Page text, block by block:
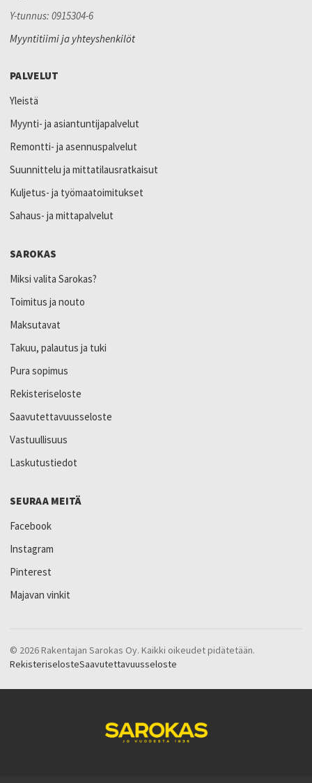
Y-tunnus: 0915304-6
Myyntitiimi ja yhteyshenkilöt
PALVELUT
Yleistä
Myynti- ja asiantuntijapalvelut
Remontti- ja asennuspalvelut
Suunnittelu ja mittatilausratkaisut
Kuljetus- ja työmaatoimitukset
Sahaus- ja mittapalvelut
SAROKAS
Miksi valita Sarokas?
Toimitus ja nouto
Maksutavat
Takuu, palautus ja tuki
Pura sopimus
Rekisteriseloste
Saavutettavuusseloste
Vastuullisuus
Laskutustiedot
SEURAA MEITÄ
Facebook
Instagram
Pinterest
Majavan vinkit
© 2026 Rakentajan Sarokas Oy. Kaikki oikeudet pidätetään.
RekisteriselosteSaavutettavuusseloste